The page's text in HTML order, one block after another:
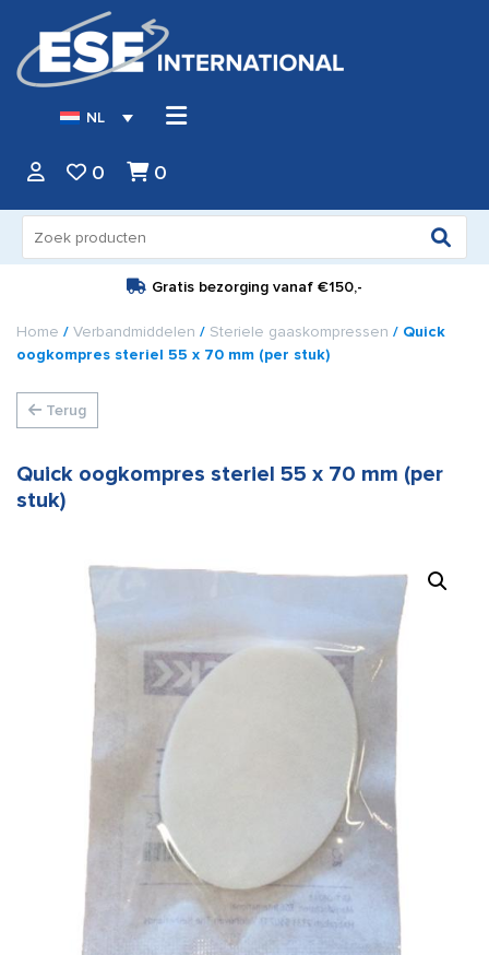
NL
0 0
naar:
Gratis bezorging vanaf €150,-
Home / Verbandmiddelen / Steriele gaaskompressen / Quick
oogkompres steriel 55 x 70 mm (per stuk)
Terug
Quick oogkompres steriel 55 x 70 mm (per
stuk)